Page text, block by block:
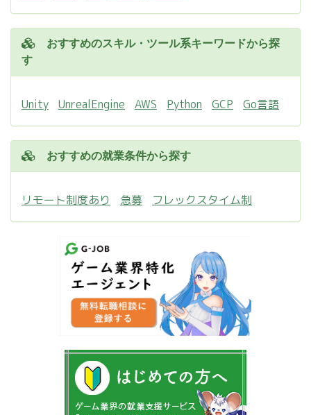
おすすめのスキル・ツール系キーワードから探
す
Unity UnrealEngine AWS Python GCP Go言語
おすすめの就業条件から探す
リモート制度あり 急募 フレックスタイム制